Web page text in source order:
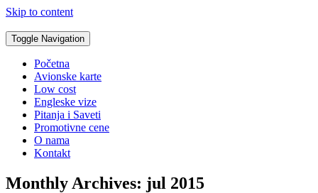
Skip to content
Toggle Navigation
Početna
Avionske karte
Low cost
Engleske vize
Pitanja i Saveti
Promotivne cene
O nama
Kontakt
Monthly Archives: jul 2015